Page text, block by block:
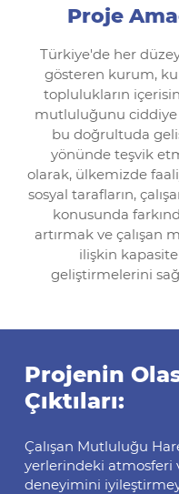
Proje
Türkiye'de her
gösteren kurum,
toplulukların
mutluluğunu ciddiye
bu doğrultuda
yönünde teşvik
olarak, ülkemizde
sosyal tarafların,
konusunda
artırmak ve çalışan
ilişkin
geliştirmelerini
Projenin
Çıktıları:
Çalışan Mutluluğu
yerlerindeki atmosferi
deneyimini